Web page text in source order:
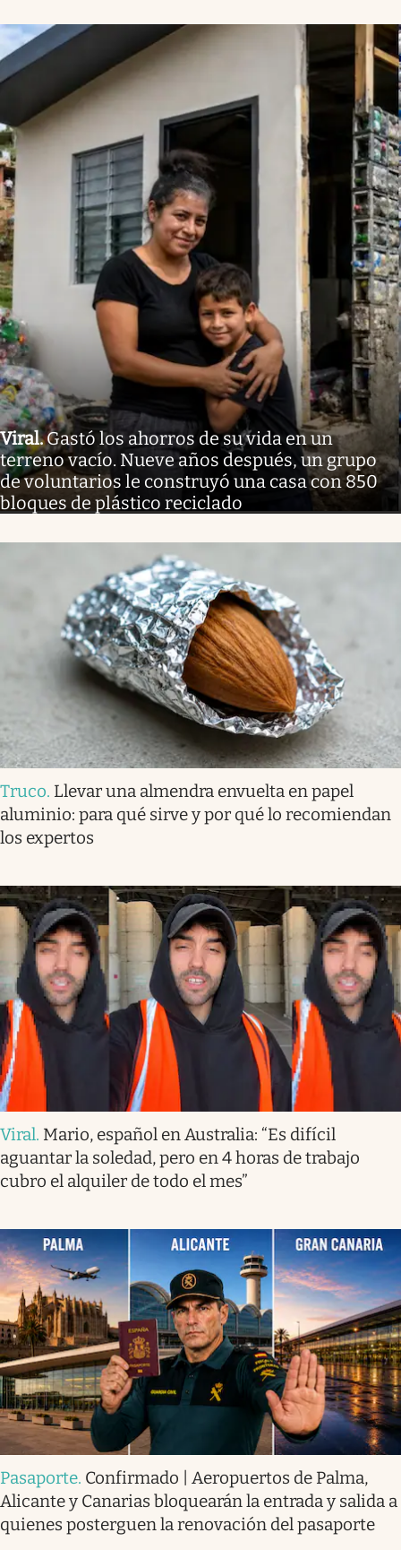
Viral.Gastó los ahorros de su vida en un
terreno vacío. Nueve años después, un grupo
de voluntarios le construyó una casa con 850
bloques de plástico reciclado
Truco. Llevar una almendra envuelta en papel
aluminio: para qué sirve y por qué lo recomiendan
los expertos
Viral. Mario, español en Australia: “Es difícil
aguantar la soledad, pero en 4 horas de trabajo
cubro el alquiler de todo el mes”
Pasaporte. Confirmado | Aeropuertos de Palma,
Alicante y Canarias bloquearán la entrada y salida a
quienes posterguen la renovación del pasaporte